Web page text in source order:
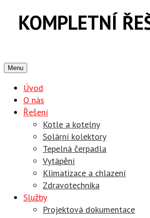
KOMPLETNÍ
... NA
Menu
Úvod
O nás
Řešení
Kotle a kotelny
Solární kolektory
Tepelná čerpadla
Vytápění
Klimatizace a chlazení
Zdravotechnika
Služby
Projektová dokumentace